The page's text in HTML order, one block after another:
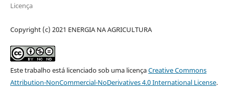
Licença
Copyright (c) 2021 ENERGIA NA AGRICULTURA
Este trabalho está licenciado sob uma licençaCreative Commons
Attribution-NonCommercial-NoDerivatives 4.0 International License.